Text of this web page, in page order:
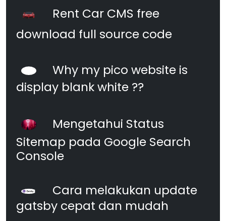
Rent Car CMS free
download full source code
Why my pico website is
display blank white ??
Mengetahui Status
Sitemap pada Google Search
Console
Cara melakukan update
gatsby cepat dan mudah